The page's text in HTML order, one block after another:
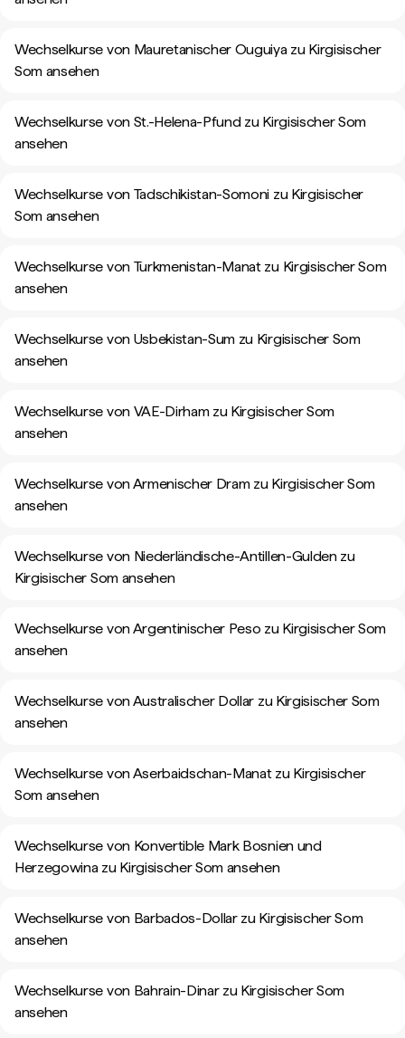
Wechselkurse von Mauretanischer Ouguiya zu Kirgisischer
Som ansehen
Wechselkurse von St.-Helena-Pfund zu Kirgisischer Som
ansehen
Wechselkurse von Tadschikistan-Somoni zu Kirgisischer
Som ansehen
Wechselkurse von Turkmenistan-Manat zu Kirgisischer Som
ansehen
Wechselkurse von Usbekistan-Sum zu Kirgisischer Som
ansehen
Wechselkurse von VAE-Dirham zu Kirgisischer Som
ansehen
Wechselkurse von Armenischer Dram zu Kirgisischer Som
ansehen
Wechselkurse von Niederländische-Antillen-Gulden zu
Kirgisischer Som ansehen
Wechselkurse von Argentinischer Peso zu Kirgisischer Som
ansehen
Wechselkurse von Australischer Dollar zu Kirgisischer Som
ansehen
Wechselkurse von Aserbaidschan-Manat zu Kirgisischer
Som ansehen
Wechselkurse von Konvertible Mark Bosnien und
Herzegowina zu Kirgisischer Som ansehen
Wechselkurse von Barbados-Dollar zu Kirgisischer Som
ansehen
Wechselkurse von Bahrain-Dinar zu Kirgisischer Som
ansehen